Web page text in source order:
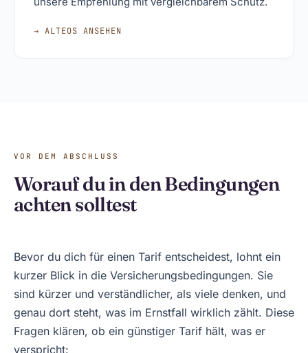
→ ALTEOS ANSEHEN
VOR DEM ABSCHLUSS
Worauf du in den Bedingungen
achten solltest
Bevor du dich für einen Tarif entscheidest, lohnt ein
kurzer Blick in die Versicherungsbedingungen. Sie
sind kürzer und verständlicher, als viele denken, und
genau dort steht, was im Ernstfall wirklich zählt. Diese
Fragen klären, ob ein günstiger Tarif hält, was er
verspricht: